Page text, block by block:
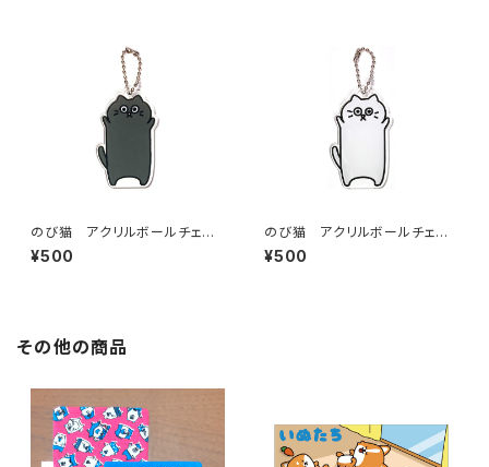
のび猫 アクリルボールチェー
ン（くろ猫）
¥500
のび猫 アクリルボールチェー
ン（しろ猫）
¥500
その他の商品